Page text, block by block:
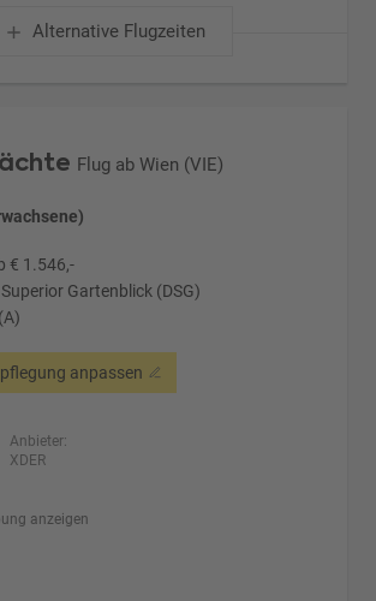
Alternative Flugzeiten
Flug ab Wien (VIE)
€ 1.546,-
Gartenblick (DSG)
anpassen
Anbieter:
XDER
anzeigen